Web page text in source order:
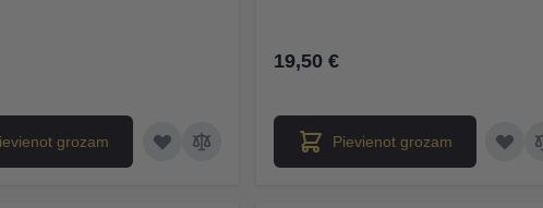
grozam
19,50 €
Pievienot grozam